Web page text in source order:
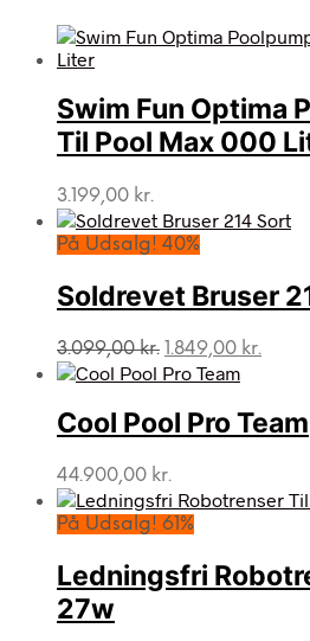
Swim Fun Optima
Til Pool Max 000
3.199,00 kr.
På Udsalg! 40%
Soldrevet Bruser
3.099,00kr. Den
oprindelige
var:
3.099,00 kr..
1.849,00 kr.
er:
Cool Pool Pro Team
44.900,00 kr.
På Udsalg! 61%
Ledningsfri
27w